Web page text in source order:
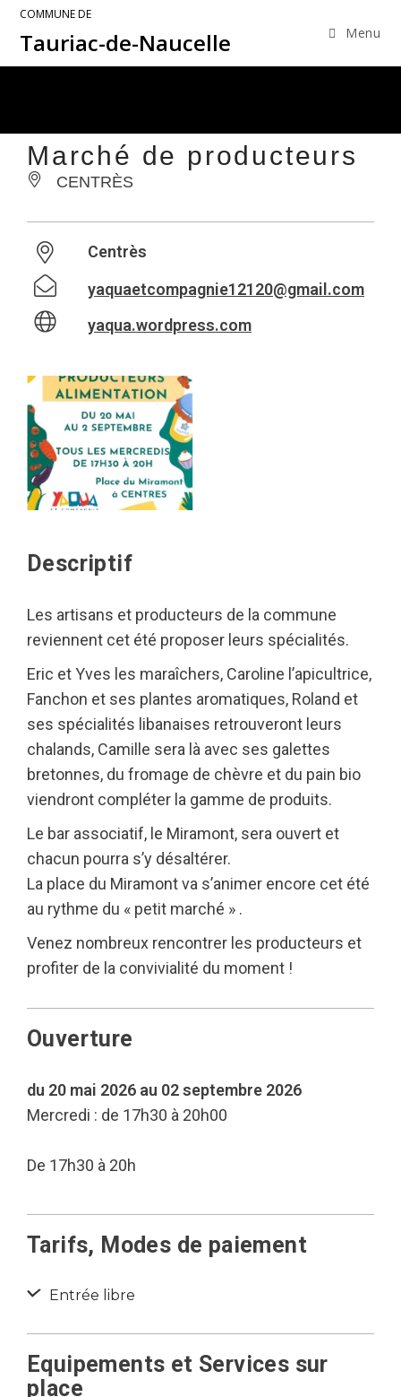
COMMUNE DE
Tauriac-de-Naucelle Menu
Marché de producteurs
CENTRÈS
Centrès
yaquaetcompagnie12120@gmail.com
yaqua.wordpress.com
Descriptif
Les artisans et producteurs de la commune
reviennent cet été proposer leurs spécialités.
Eric et Yves les maraîchers, Caroline l’apicultrice,
Fanchon et ses plantes aromatiques, Roland et
ses spécialités libanaises retrouveront leurs
chalands, Camille sera là avec ses galettes
bretonnes, du fromage de chèvre et du pain bio
viendront compléter la gamme de produits.
Le bar associatif, le Miramont, sera ouvert et
chacun pourra s’y désaltérer.
La place du Miramont va s’animer encore cet été
au rythme du « petit marché » .
Venez nombreux rencontrer les producteurs et
profiter de la convivialité du moment !
Ouverture
du 20 mai 2026 au 02 septembre 2026
Mercredi : de 17h30 à 20h00
De 17h30 à 20h
Tarifs, Modes de paiement
Entrée libre
Equipements et Services sur
place